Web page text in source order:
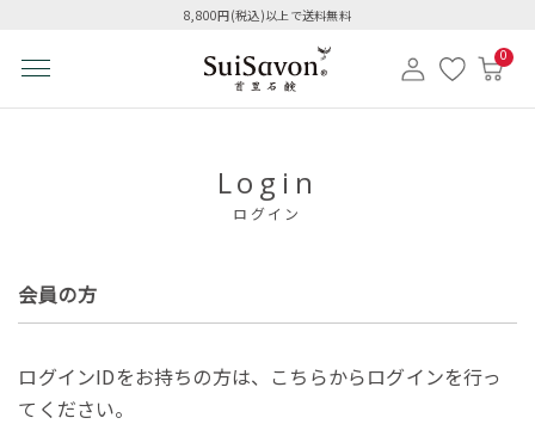
8,800円(税込)以上で送料無料
0
Login
ログイン
会員の方
ログインIDをお持ちの方は、こちらからログインを行っ
てください。